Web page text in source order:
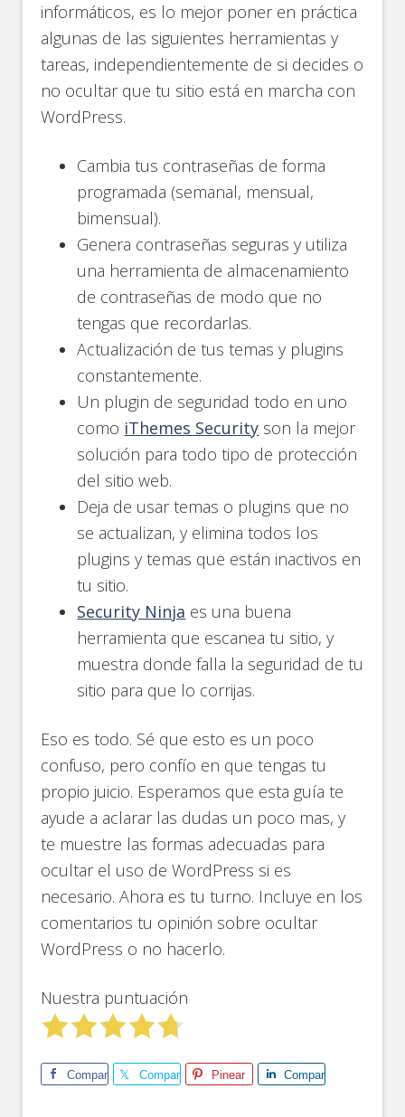
informáticos, es lo mejor poner en práctica
algunas de las siguientes herramientas y
tareas, independientemente de si decides o
no ocultar que tu sitio está en marcha con
WordPress.
Cambia tus contraseñas de forma
programada (semanal, mensual,
bimensual).
Genera contraseñas seguras y utiliza
una herramienta de almacenamiento
de contraseñas de modo que no
tengas que recordarlas.
Actualización de tus temas y plugins
constantemente.
Un plugin de seguridad todo en uno
como iThemes Security son la mejor
solución para todo tipo de protección
del sitio web.
Deja de usar temas o plugins que no
se actualizan, y elimina todos los
plugins y temas que están inactivos en
tu sitio.
Security Ninja es una buena
herramienta que escanea tu sitio, y
muestra donde falla la seguridad de tu
sitio para que lo corrijas.
Eso es todo. Sé que esto es un poco
confuso, pero confío en que tengas tu
propio juicio. Esperamos que esta guía te
ayude a aclarar las dudas un poco mas, y
te muestre las formas adecuadas para
ocultar el uso de WordPress si es
necesario. Ahora es tu turno. Incluye en los
comentarios tu opinión sobre ocultar
WordPress o no hacerlo.
Nuestra puntuación
Comparte Comparte Pinear Comparte